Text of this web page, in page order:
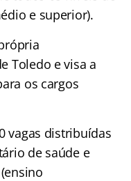
e superior).
Toledo e visa a
os cargos
vagas distribuídas
de saúde e